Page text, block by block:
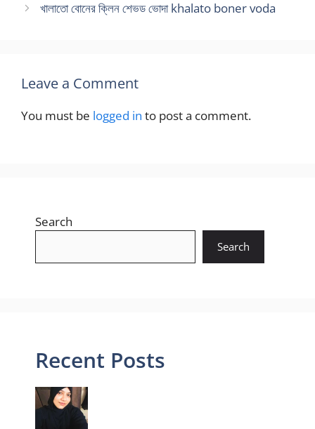
খালাতো বোনের ক্লিন শেভড ভোদা khalato boner voda
Leave a Comment
You must be logged in to post a comment.
Search
Search
Recent Posts